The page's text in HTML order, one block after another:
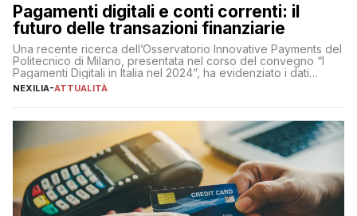
Pagamenti digitali e conti correnti: il
futuro delle transazioni finanziarie
Una recente ricerca dell’Osservatorio Innovative Payments del
Politecnico di Milano, presentata nel corso del convegno “I
Pagamenti Digitali in Italia nel 2024”, ha evidenziato i dati
definitivi del primo semestre 2024 relativamente alle
NEXILIA-ATTUALITÀ